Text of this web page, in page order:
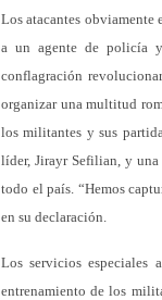
Los atacantes obviamente
a un agente de policía
conflagración
organizar una multitud
los militantes y sus
líder, Jirayr Sefilian, y
todo el país. “Hemos
en su declaración.
Los servicios especiales
entrenamiento de los